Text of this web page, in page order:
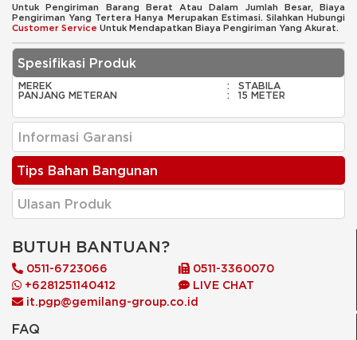
Untuk Pengiriman Barang Berat Atau Dalam Jumlah Besar, Biaya
Pengiriman Yang Tertera Hanya Merupakan Estimasi. Silahkan Hubungi
Customer Service Untuk Mendapatkan Biaya Pengiriman Yang Akurat.
Spesifikasi Produk
MEREK :
STABILA
PANJANG METERAN
: 15 METER
Informasi Garansi
Tips Bahan Bangunan
Ulasan Produk
BUTUH BANTUAN?
0511-6723066
0511-3360070
+6281251140412
LIVE CHAT
it.pgp@gemilang-group.co.id
FAQ